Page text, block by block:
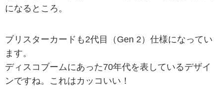
になるところ。
ブリスターカードも2代目（Gen 2）仕様になってい
ます。
ディスコブームにあった70年代を表しているデザイ
ンですね。これはカッコいい！